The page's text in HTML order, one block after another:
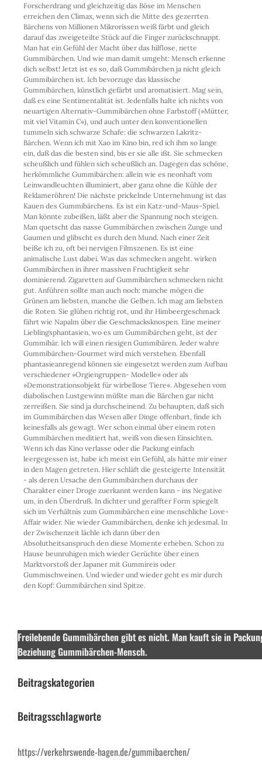
Forscherdrang und gleichzeitig das Böse im Menschen
erreichen den Climax, wenn sich die Mitte des gezerrten
Bärchens von Millionen Mikrorissen weiß färbt und gleich
darauf das zweigeteilte Stück auf die Finger zurückschnappt.
Man hat ein Gefühl der Macht über das hilflose, nette
Gummibärchen. Und wie man damit umgeht: Mensch erkenne
dich selbst! Jetzt ist es so, daß Gummibärchen ja nicht gleich
Gummibärchen ist. Ich bevorzuge das klassische
Gummibärchen, künstlich gefärbt und aromatisiert. Mag sein,
daß es eine Sentimentalität ist. Jedenfalls halte ich nichts von
neuartigen Alternativ-Gummibärchen ohne Farbstoff (»Mütter,
mit viel Vitamin C«), und auch unter den konventionellen
tummeln sich schwarze Schafe: die schwarzen Lakritz-
Bärchen. Wenn ich mit Xao im Kino bin, red ich ihm so lange
ein, daß das die besten sind, bis er sie alle ißt. Sie schmecken
scheußlich und fühlen sich scheußlich an. Dagegen das schöne,
herkömmliche Gummibärchen: allein wie es neonhaft vom
Leinwandleuchten illuminiert, aber ganz ohne die Kühle der
Reklameröhren! Die nächste prickelnde Unternehmung ist das
Kauen des Gummibärchens. Es ist ein Katz-und-Maus-Spiel.
Man könnte zubeißen, läßt aber die Spannung noch steigen.
Man quetscht das nasse Gummibärchen zwischen Zunge und
Gaumen und glibscht es durch den Mund. Nach einer Zeit
beiße ich zu, oft bei nervigen Filmszenen. Es ist eine
animalische Lust dabei. Was das schmecken angeht. wirken
Gummibärchen in ihrer massiven Fruchtigkeit sehr
dominierend. Zigaretten auf Gummibärchen schmecken nicht
gut. Anführen sollte man auch noch: manche mögen die
Grünen am liebsten, manche die Gelben. Ich mag am liebsten
die Roten. Sie glühen richtig rot, und ihr Himbeergeschmack
fährt wie Napalm über die Geschmacksknospen. Eine meiner
Lieblingsphantasien, wo es um Gummibärchen geht, ist der
Gummibär. Ich will einen riesigen Gummibären. Jeder wahre
Gummibärchen-Gourmet wird mich verstehen. Ebenfall
phantasieanregend können sie eingesetzt werden zum Aufbau
verschiedener »Orgiengruppen- Modelle« oder als
»Demonstrationsobjekt für wirbellose Tiere«. Abgesehen vom
diabolischen Lustgewinn müßte man die Bärchen gar nicht
zerreißen. Sie sind ja durchscheinend. Zu behaupten, daß sich
im Gummibärchen das Wesen aller Dinge offenbart, finde ich
keinesfalls als gewagt. Wer schon einmal über einem roten
Gummibärchen meditiert hat, weiß von diesen Einsichten.
Wenn ich das Kino verlasse oder die Packung einfach
leergegessen ist, habe ich meist ein Gefühl, als hätte mir einer
in den Magen getreten. Hier schläft die gesteigerte Intensität
- als deren Ursache den Gummibärchen durchaus der
Charakter einer Droge zuerkannt werden kann - ins Negative
um, in den Überdruß. In dichter und geraffter Form spiegelt
sich im Verhältnis zum Gummibärchen eine menschliche Love-
Affair wider. Nie wieder Gummibärchen, denke ich jedesmal. In
der Zwischenzeit lächle ich dann über den
Absolutheitsanspruch den diese Momente erheben. Schon zu
Hause beunruhigen mich wieder Gerüchte über einen
Marktvorstoß der Japaner mit Gummireis oder
Gummischweinen. Und wieder und wieder geht es mir durch
den Kopf: Gummibärchen sind Spitze.
Freilebende Gummibärchen gibt es nicht. Man kauft sie in
Beziehung Gummibärchen-Mensch.
Beitragskategorien
Beitragsschlagworte
https://verkehrswende-hagen.de/gummibaerchen/